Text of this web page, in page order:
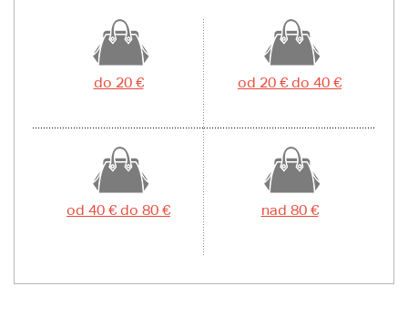
do 20 € od 20 € do 40 €
od 40 € do 80 € nad 80 €